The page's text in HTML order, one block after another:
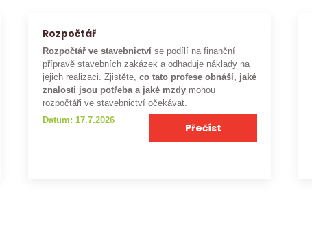
Rozpočtář
Rozpočtář ve stavebnictví se podílí na finanční
přípravě stavebních zakázek a odhaduje náklady na
jejich realizaci. Zjistěte,co tato profese obnáší, jaké
znalosti jsou potřeba a jaké mzdy mohou
rozpočtáři ve stavebnictví očekávat.
Datum: 17.7.2026
Přečíst